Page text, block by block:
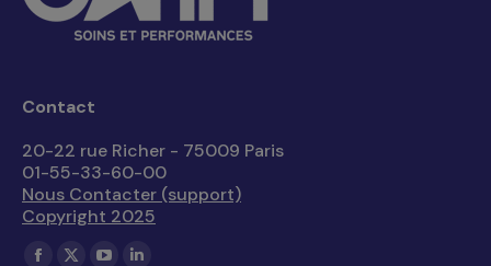
Contact
20-22 rue Richer - 75009 Paris
01-55-33-60-00
Nous Contacter (support)
Copyright 2025
Trouvez nous sur :